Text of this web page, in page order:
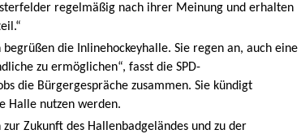
regelmäßig nach ihrer Meinung und erhalten
die Inlinehockeyhalle. Sie regen an, auch eine
zu ermöglichen“, fasst die SPD-
die Bürgergespräche zusammen. Sie kündigt
Halle nutzen werden.
Zukunft des Hallenbadgeländes und zu der